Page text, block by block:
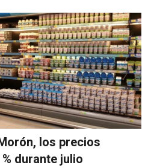
los precios
durante julio